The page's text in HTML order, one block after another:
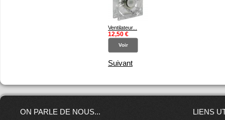
Ventilateur...
12,50 €
Voir
Suivant
ON PARLE DE NOUS... LIENS